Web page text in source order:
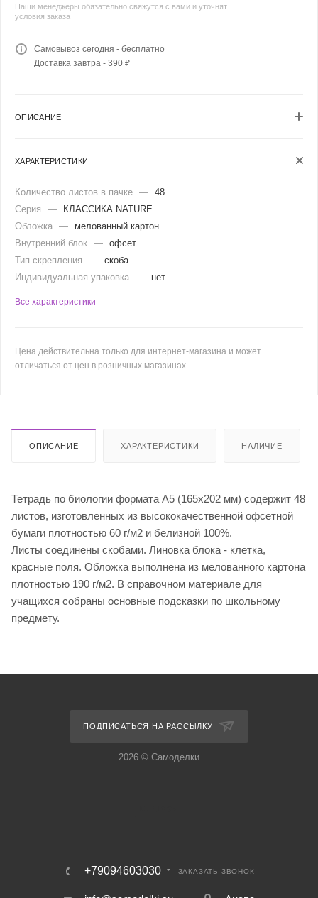
Наши менеджеры обязательно свяжутся с вами и уточнят
условия заказа
Самовывоз сегодня - бесплатно
Доставка завтра - 390 ₽
ОПИСАНИЕ
ХАРАКТЕРИСТИКИ
Количество листов в пачке — 48
Серия
—
КЛАССИКА NATURE
Обложка —
мелованный картон
Внутренний блок — офсет
Тип скрепления
— скоба
Индивидуальная упаковка — нет
Все характеристики
Цена действительна только для интернет-магазина и может
отличаться от цен в розничных магазинах
ОПИСАНИЕ ХАРАКТЕРИСТИКИ НАЛИЧИЕ
Тетрадь по биологии формата А5 (165х202 мм) содержит 48
листов, изготовленных из высококачественной офсетной
бумаги плотностью 60 г/м2 и белизной 100%.
Листы соединены скобами. Линовка блока - клетка,
красные поля. Обложка выполнена из мелованного картона
плотностью 190 г/м2. В справочном материале для
учащихся собраны основные подсказки по школьному
предмету.
ПОДПИСАТЬСЯ НА РАССЫЛКУ
2026 © Самоделки
+79094603030 ЗАКАЗАТЬ ЗВОНОК